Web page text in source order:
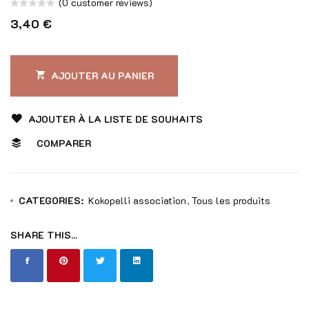
Note
sur
3,40 €
AJOUTER AU PANIER
AJOUTER À LA LISTE DE SOUHAITS
COMPARER
CATEGORIES: Kokopelli association Tous les produits
SHARE THIS...